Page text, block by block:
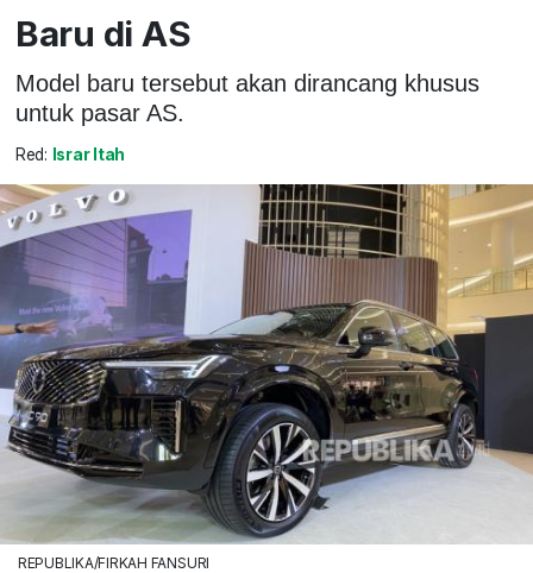
Baru di AS
Model baru tersebut akan dirancang khusus
untuk pasar AS.
Red: Israr Itah
REPUBLIKA/FIRKAH FANSURI